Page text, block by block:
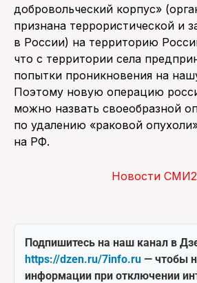
добровольческий корпус»
признана террористической и
в России) на территорию
что с территории села
попытки проникновения на
Поэтому новую операцию
можно назвать своеобразной
по удалению «раковой
на РФ.
Новости СМИ2
Подпишитесь на наш канал в
https://dzen.ru/7info.ru — чтобы
информации при отключении